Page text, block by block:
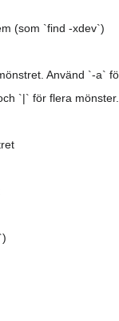
(som `find -xdev`)
Använd `-a`
`|` för flera mönster.